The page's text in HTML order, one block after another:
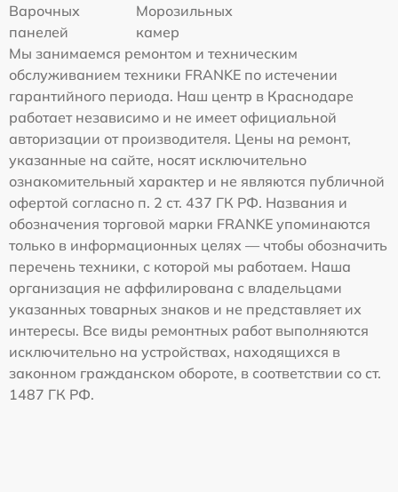
Варочных
панелей
Морозильных
камер
Мы занимаемся ремонтом и техническим
обслуживанием техники FRANKE по истечении
гарантийного периода. Наш центр в Краснодаре
работает независимо и не имеет официальной
авторизации от производителя. Цены на ремонт,
указанные на сайте, носят исключительно
ознакомительный характер и не являются публичной
офертой согласно п. 2 ст. 437 ГК РФ. Названия и
обозначения торговой марки FRANKE упоминаются
только в информационных целях — чтобы обозначить
перечень техники, с которой мы работаем. Наша
организация не аффилирована с владельцами
указанных товарных знаков и не представляет их
интересы. Все виды ремонтных работ выполняются
исключительно на устройствах, находящихся в
законном гражданском обороте, в соответствии со ст.
1487 ГК РФ.